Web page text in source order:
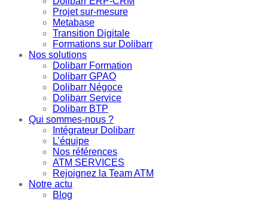
Projet sur-mesure
Metabase
Transition Digitale
Formations sur Dolibarr
Nos solutions
Dolibarr Formation
Dolibarr GPAO
Dolibarr Négoce
Dolibarr Service
Dolibarr BTP
Qui sommes-nous ?
Intégrateur Dolibarr
L’équipe
Nos références
ATM SERVICES
Rejoignez la Team ATM
Notre actu
Blog